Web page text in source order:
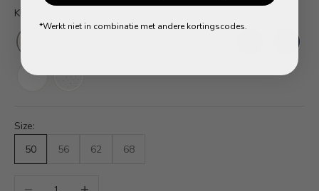
Kleur: Blush
Size:
50
56 62 68
Aantal verlagenAantal verhogen
*Werkt niet in combinatie met andere kortingscodes.